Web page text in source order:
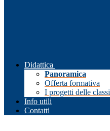
Didattica
Panoramica
Offerta formativa
I progetti delle classi
Info utili
Contatti